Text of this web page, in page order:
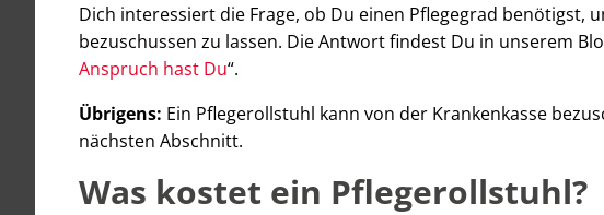
Dich interessiert die Frage, ob Du einen Pflegegrad benötigst,
bezuschussen zu lassen. Die Antwort findest Du in unserem
Anspruch hast Du“.
Übrigens: Ein Pflegerollstuhl kann von der Krankenkasse
nächsten Abschnitt.
Was kostet ein Pflegerollstuhl?